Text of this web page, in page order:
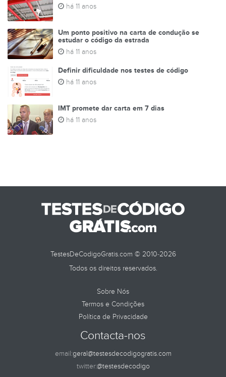
há 11 anos
Um ponto positivo na carta de condução se
estudar o código da estrada
há 11 anos
Definir dificuldade nos testes de código
há 11 anos
IMT promete dar carta em 7 dias
há 11 anos
TestesDeCodigoGratis.com © 2010-2026
Todos os direitos reservados.
Sobre Nós
Termos e Condições
Política de Privacidade
Contacta-nos
email:geral@testesdecodigogratis.com
twitter:@testesdecodigo